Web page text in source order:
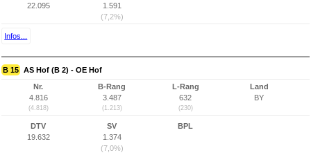
22.095
1.591
(7,2%)
Infos...
B 15 AS Hof (B 2) - OE Hof
Nr.
4.816
(4.818)
B-Rang
3.487
(1.213)
L-Rang
632
(230)
Land
BY
DTV
19.632
SV
1.374
(7,0%)
BPL